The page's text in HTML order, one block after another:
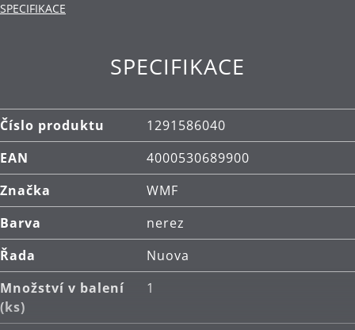
SPECIFIKACE
SPECIFIKACE
Číslo produktu
1291586040
EAN
4000530689900
Značka
WMF
Barva
nerez
Řada
Nuova
Množství v balení
(ks)
1